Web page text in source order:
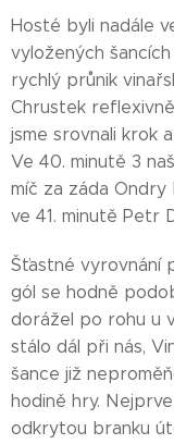
Hosté byli nadále
vyložených
rychlý průnik
Chrustek
jsme srovnali krok
Ve 40. minutě 3
míč za záda Ondry
ve 41. minutě Petr
Šťastné vyrovnání
gól se hodně
dorážel po rohu u
stálo dál při nás,
šance již
hodině hry.
odkrytou branku